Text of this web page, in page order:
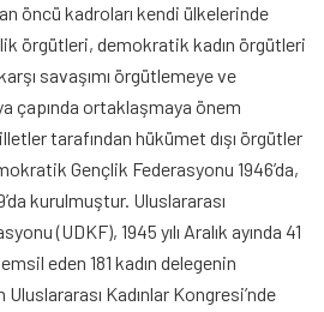
öncü kadroları kendi ülkelerinde
örgütleri, demokratik kadın örgütleri
savaşımı örgütlemeye ve
çapında ortaklaşmaya önem
tarafından hükümet dışı örgütler
Gençlik Federasyonu 1946’da,
kurulmuştur. Uluslararası
(UDKF), 1945 yılı Aralık ayında 41
eden 181 kadın delegenin
Uluslararası Kadınlar Kongresi’nde